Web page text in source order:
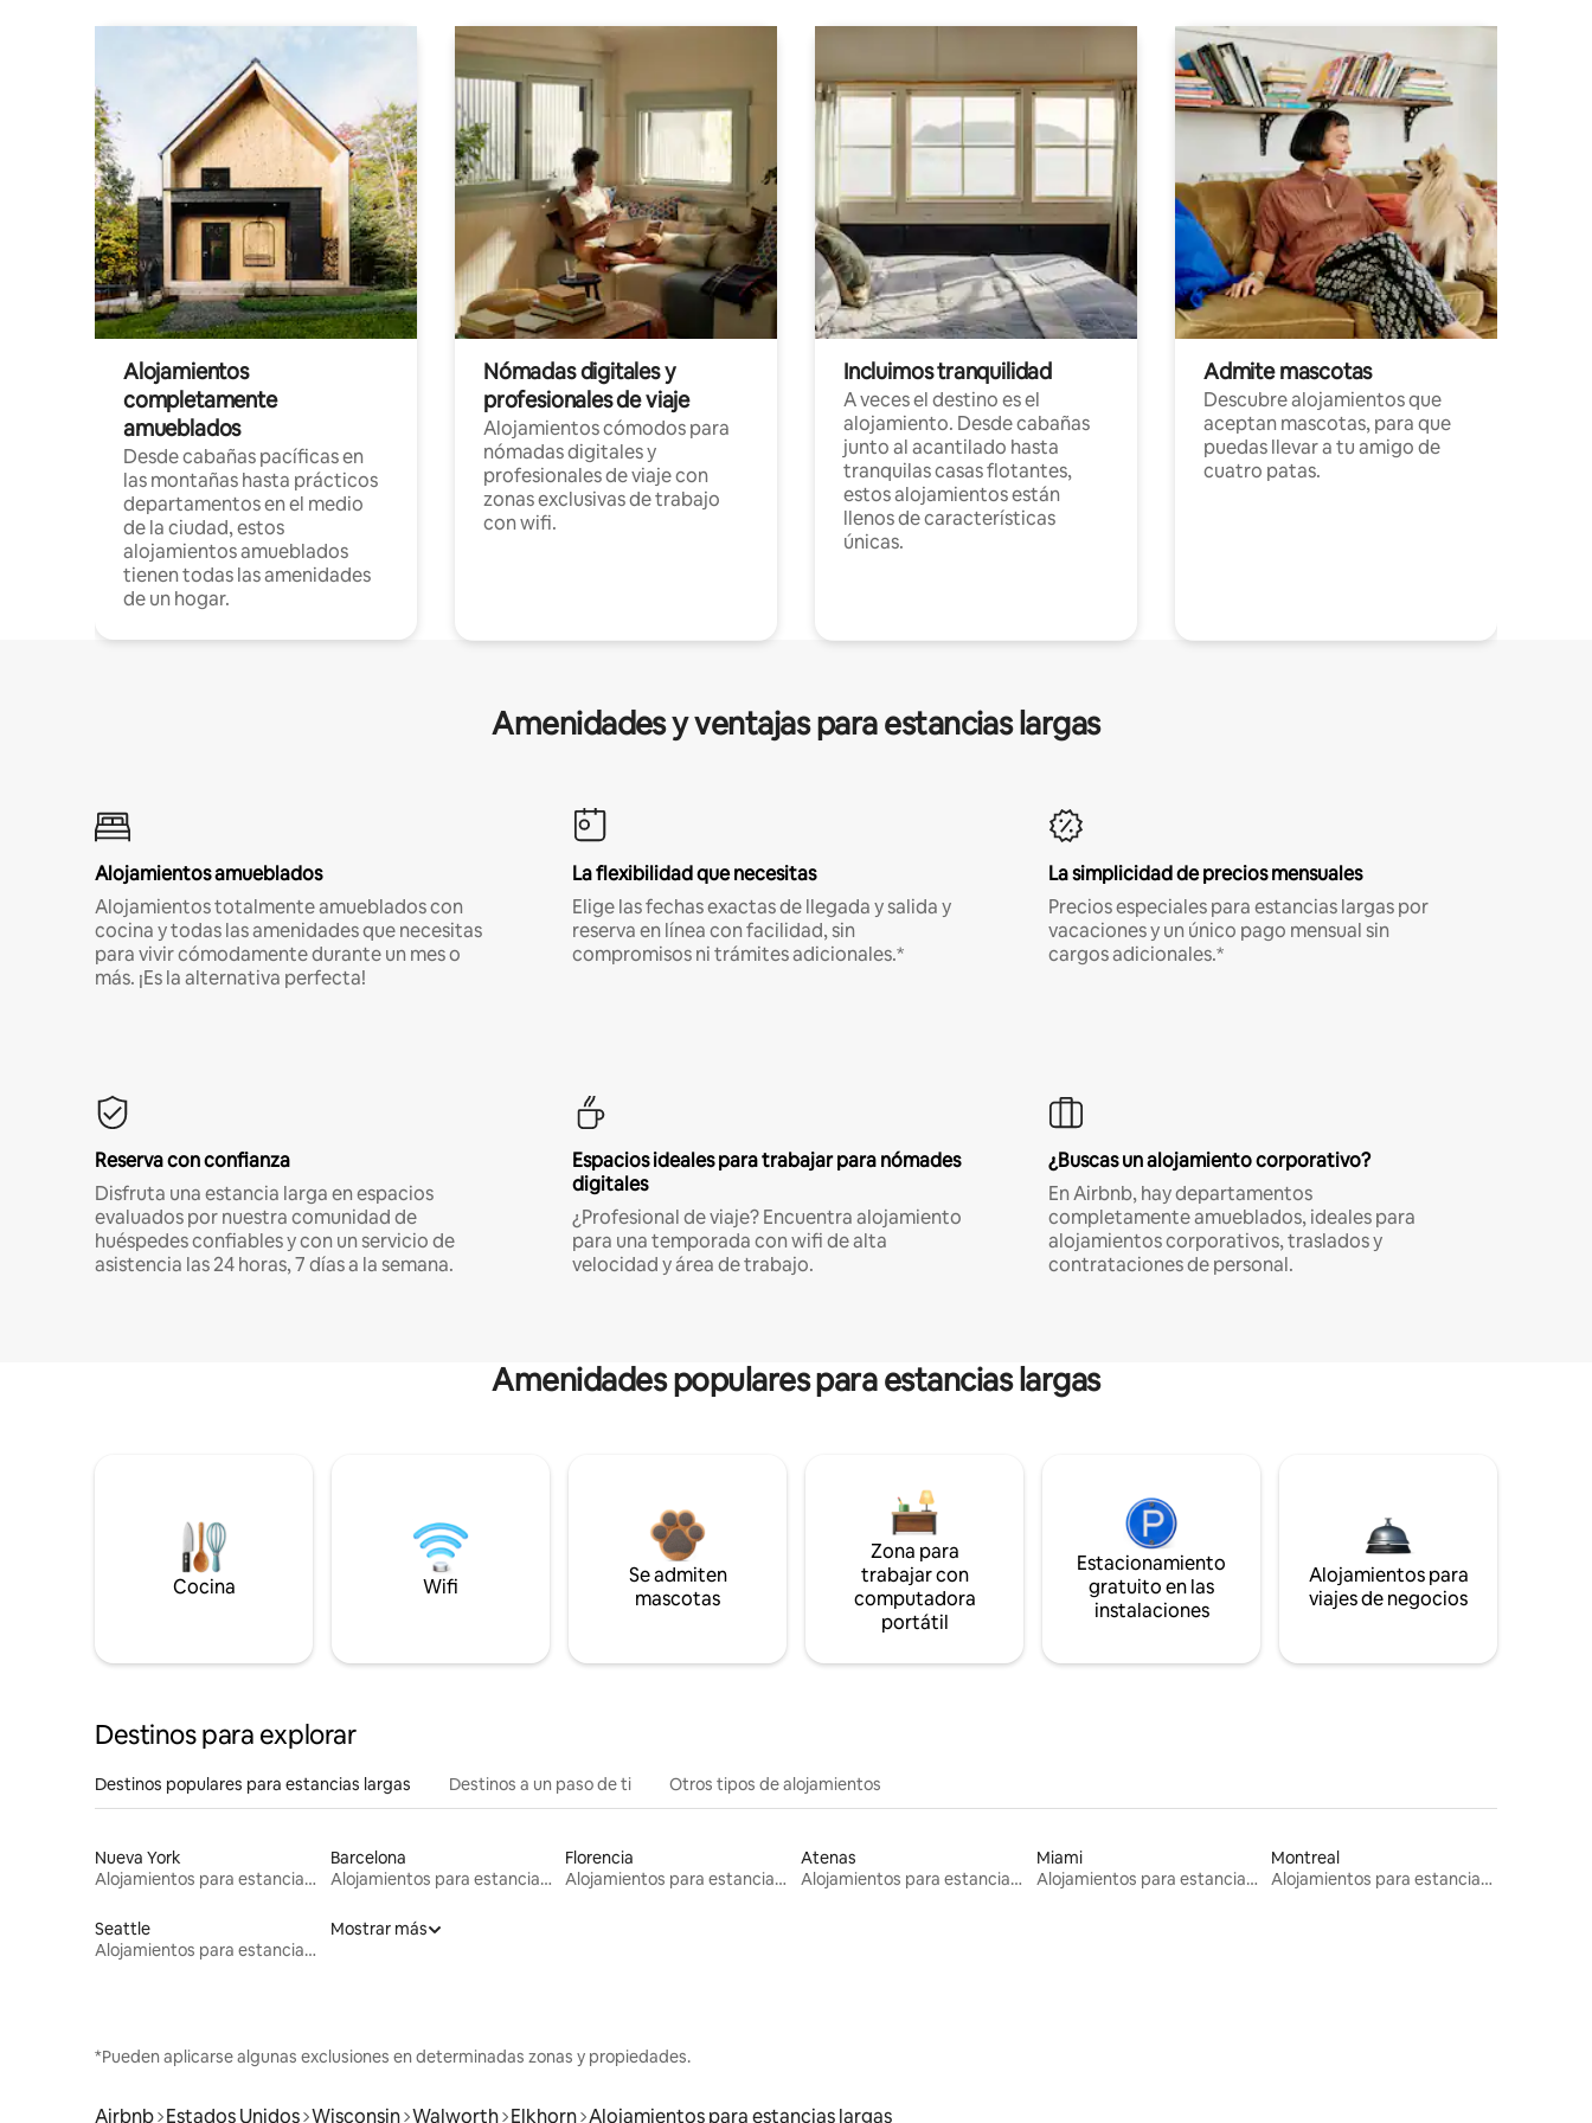
Alojamientos
completamente
amueblados
Desde cabañas pacíficas en
las montañas hasta prácticos
departamentos en el medio
de la ciudad, estos
alojamientos amueblados
tienen todas las amenidades
de un hogar.
Nómadas digitales y
profesionales de viaje
Alojamientos cómodos para
nómadas digitales y
profesionales de viaje con
zonas exclusivas de trabajo
con wifi.
Incluimos tranquilidad
A veces el destino es el
alojamiento. Desde cabañas
junto al acantilado hasta
tranquilas casas flotantes,
estos alojamientos están
llenos de características
únicas.
Admite mascotas
Descubre alojamientos que
aceptan mascotas, para que
puedas llevar a tu amigo de
cuatro patas.
Amenidades y ventajas para estancias largas
Alojamientos amueblados
Alojamientos totalmente amueblados con
cocina y todas las amenidades que necesitas
para vivir cómodamente durante un mes o
más. ¡Es la alternativa perfecta!
La flexibilidad que necesitas
Elige las fechas exactas de llegada y salida y
reserva en línea con facilidad, sin
compromisos ni trámites adicionales.*
La simplicidad de precios mensuales
Precios especiales para estancias largas por
vacaciones y un único pago mensual sin
cargos adicionales.*
Reserva con confianza
Disfruta una estancia larga en espacios
evaluados por nuestra comunidad de
huéspedes confiables y con un servicio de
asistencia las 24 horas, 7 días a la semana.
Espacios ideales para trabajar para nómades
digitales
¿Profesional de viaje? Encuentra alojamiento
para una temporada con wifi de alta
velocidad y área de trabajo.
¿Buscas un alojamiento corporativo?
En Airbnb, hay departamentos
completamente amueblados, ideales para
alojamientos corporativos, traslados y
contrataciones de personal.
Amenidades populares para estancias largas
Cocina Wifi
Se admiten
mascotas
Zona para
trabajar con
computadora
portátil
Estacionamiento
gratuito en las
instalaciones
Alojamientos para
viajes de negocios
Destinos para explorar
Destinos populares para estancias largas Destinos a un paso de ti Otros tipos de alojamientos
Nueva York
Alojamientos para estancias largas
Barcelona
Alojamientos para estancias largas
Florencia
Alojamientos para estancias largas
Atenas
Alojamientos para estancias largas
Miami
Alojamientos para estancias largas
Montreal
Alojamientos para estancias largas
Seattle
Alojamientos para estancias largas
Mostrar más
*Pueden aplicarse algunas exclusiones en determinadas zonas y propiedades.
Airbnb Estados Unidos Wisconsin Walworth Elkhorn Alojamientos para estancias largas